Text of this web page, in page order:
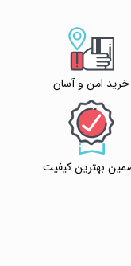
خرید امن و آسان
بهترین کیفیت